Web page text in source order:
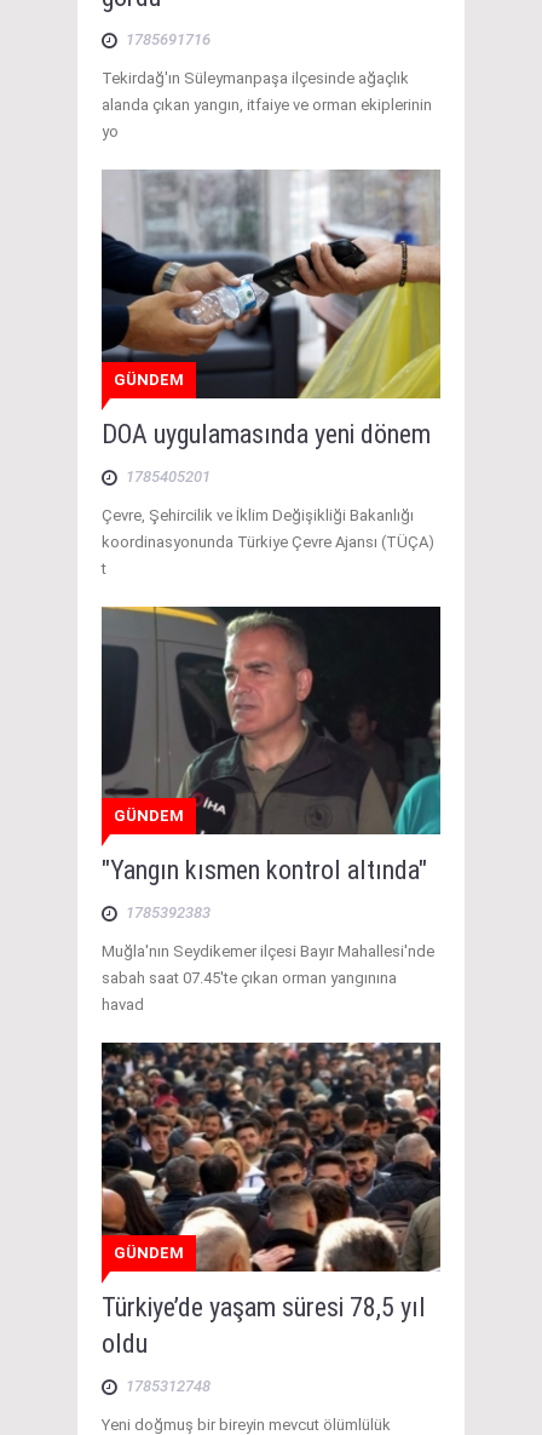
1785691716
Tekirdağ'ın Süleymanpaşa ilçesinde ağaçlık
alanda çıkan yangın, itfaiye ve orman ekiplerinin
yo
GÜNDEM
DOA uygulamasında yeni dönem
1785405201
Çevre, Şehircilik ve İklim Değişikliği Bakanlığı
koordinasyonunda Türkiye Çevre Ajansı (TÜÇA)
t
GÜNDEM
"Yangın kısmen kontrol altında"
1785392383
Muğla'nın Seydikemer ilçesi Bayır Mahallesi'nde
sabah saat 07.45'te çıkan orman yangınına
havad
GÜNDEM
Türkiye’de yaşam süresi 78,5 yıl
oldu
1785312748
Yeni doğmuş bir bireyin mevcut ölümlülük